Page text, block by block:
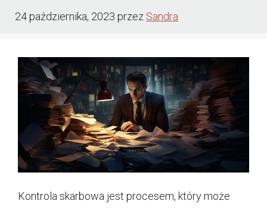
24 października, 2023 przez Sandra
Kontrola skarbowa jest procesem, który może